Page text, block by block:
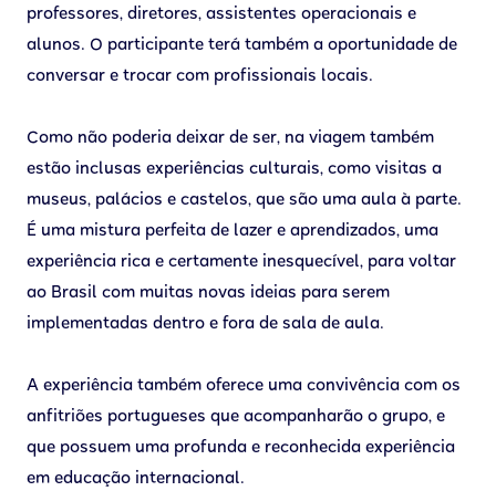
professores, diretores, assistentes operacionais e
alunos. O participante terá também a oportunidade de
conversar e trocar com profissionais locais.
Como não poderia deixar de ser, na viagem também
estão inclusas experiências culturais, como visitas a
museus, palácios e castelos, que são uma aula à parte.
É uma mistura perfeita de lazer e aprendizados, uma
experiência rica e certamente inesquecível, para voltar
ao Brasil com muitas novas ideias para serem
implementadas dentro e fora de sala de aula.
A experiência também oferece uma convivência com os
anfitriões portugueses que acompanharão o grupo, e
que possuem uma profunda e reconhecida experiência
em educação internacional.